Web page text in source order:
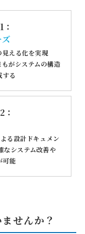
見える化を実現
がシステムの構造
る
る設計ドキュメン
なシステム改善や
可能
せんか？